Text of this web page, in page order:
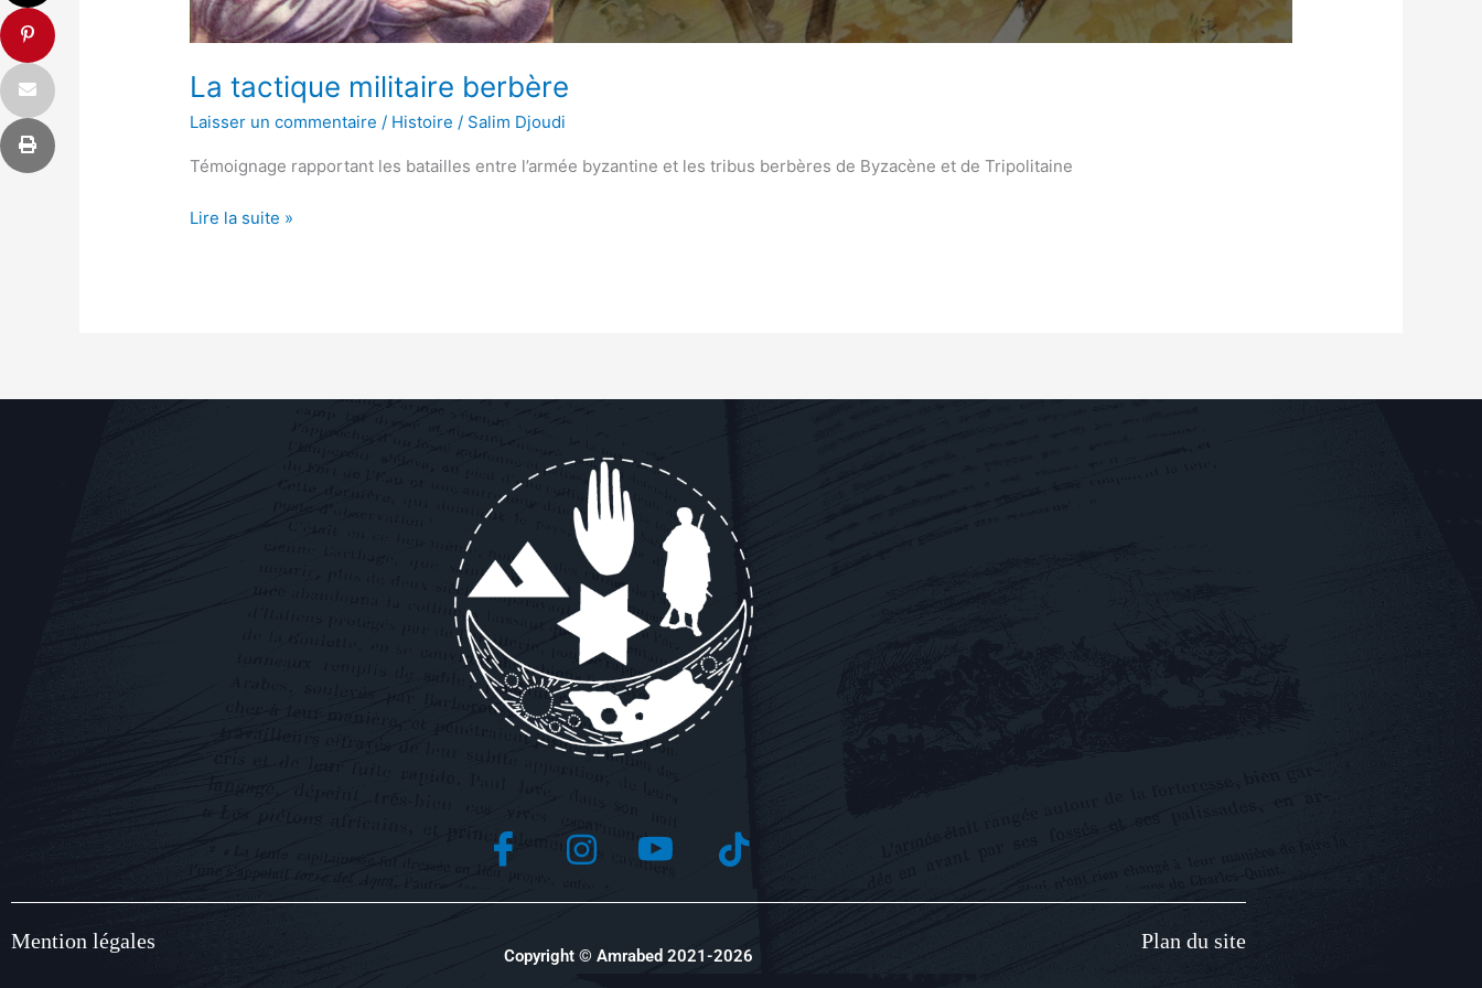
La tactique militaire berbère
Laisser un commentaire / Histoire / Salim Djoudi
Témoignage rapportant les batailles entre l’armée byzantine et les tribus berbères de Byzacène et de Tripolitaine
Lire la suite »
Mention légales
Copyright © Amrabed 2021-2026
Plan du site​